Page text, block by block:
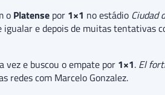
o Platense por 1×1 no estádio Ciudad
igualar e depois de muitas tentativas
vez e buscou o empate por 1×1. El
redes com Marcelo Gonzalez.